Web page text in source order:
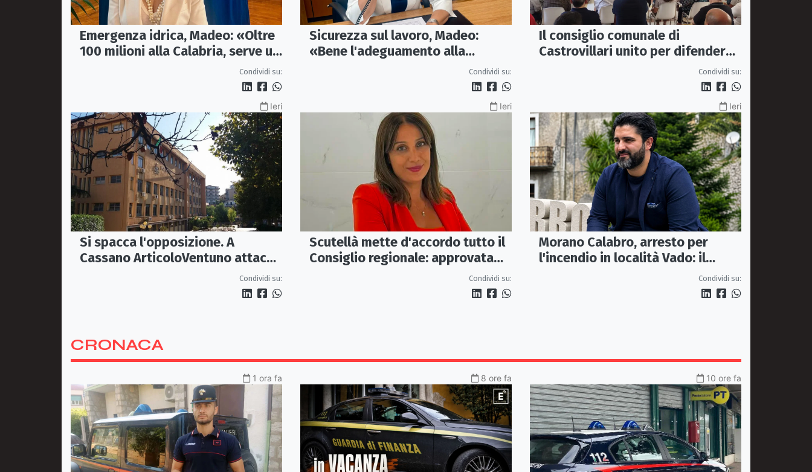
Emergenza idrica, Madeo: «Oltre
100 milioni alla Calabria, serve un
Condividi su:
Sicurezza sul lavoro, Madeo:
«Bene l'adeguamento alla
normativa nazionale, servono più
Condividi su:
Il consiglio comunale di
Castrovillari unito per difendere
Condividi su:
Ieri
Si spacca l'opposizione. A
Cassano ArticoloVentuno attacca
Avena e ne chiede le dimissioni
Condividi su:
Ieri
Scutellà mette d'accordo tutto il
Consiglio regionale: approvata
mozione per i treni Sibari-Paola
Condividi su:
Ieri
Morano Calabro, arresto per
l'incendio in località Vado: il
Condividi su:
CRONACA
1 ora fa 8 ore fa 10 ore fa